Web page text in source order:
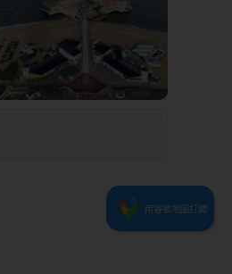
用谷歌地圖打開